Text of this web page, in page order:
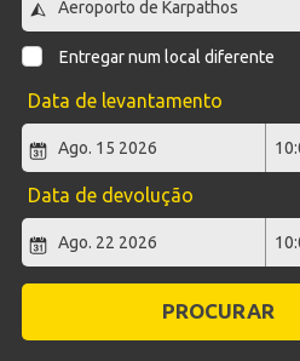
Entregar num local diferente
Data de levantamento
Data de devolução
PROCURAR